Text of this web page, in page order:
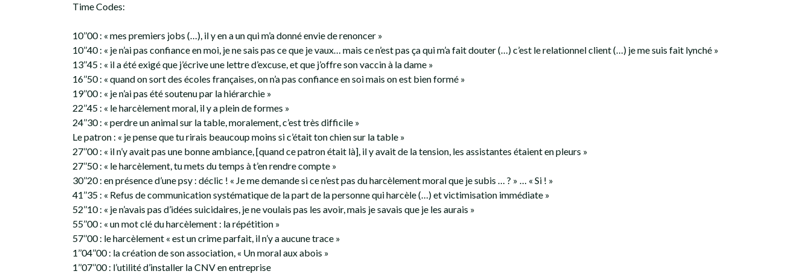
Time Codes:
10’’00 : « mes premiers jobs (…), il y en a un qui m’a donné envie de renoncer »
10’’40 : « je n’ai pas confiance en moi, je ne sais pas ce que je vaux… mais ce n’est pas ça qui m’a fait douter (…) c’est le relationnel client (…) je me suis fait lynché »
13’’45 : « il a été exigé que j’écrive une lettre d’excuse, et que j’offre son vaccin à la dame »
16’’50 : « quand on sort des écoles françaises, on n’a pas confiance en soi mais on est bien formé »
19’’00 : « je n’ai pas été soutenu par la hiérarchie »
22’’45 : « le harcèlement moral, il y a plein de formes »
24’’30 : « perdre un animal sur la table, moralement, c’est très difficile »
Le patron : « je pense que tu rirais beaucoup moins si c’était ton chien sur la table »
27’’00 : « il n’y avait pas une bonne ambiance, [quand ce patron était là], il y avait de la tension, les assistantes étaient en pleurs »
27’’50 : « le harcèlement, tu mets du temps à t’en rendre compte »
30’’20 : en présence d’une psy : déclic ! « Je me demande si ce n’est pas du harcèlement moral que je subis … ? » … « Si ! »
41’’35 : « Refus de communication systématique de la part de la personne qui harcèle (…) et victimisation immédiate »
52’’10 : « je n’avais pas d’idées suicidaires, je ne voulais pas les avoir, mais je savais que je les aurais »
55’’00 : « un mot clé du harcèlement : la répétition »
57’’00 : le harcèlement « est un crime parfait, il n’y a aucune trace »
1’’04’’00 : la création de son association, « Un moral aux abois »
1’’07’’00 : l’utilité d’installer la CNV en entreprise